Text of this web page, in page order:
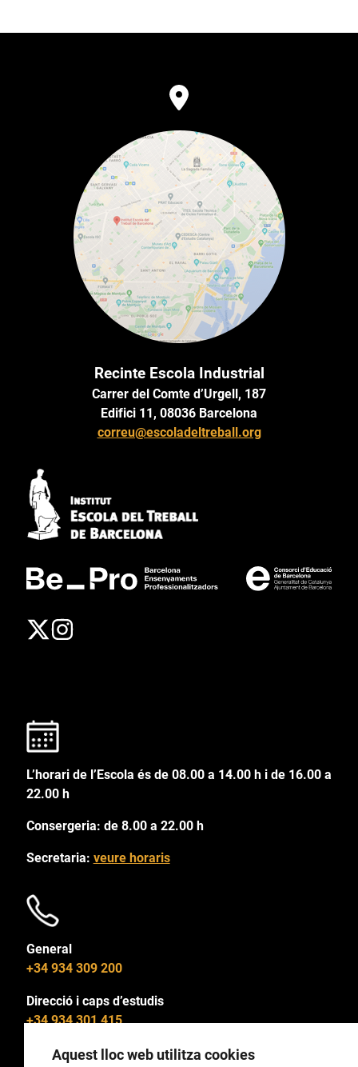
Recinte Escola Industrial
Carrer del Comte d’Urgell, 187
Edifici 11, 08036 Barcelona
correu@escoladeltreball.org
L’horari de l’Escola és de 08.00 a 14.00 h i de 16.00 a
22.00 h
Consergeria: de 8.00 a 22.00 h
Secretaria: veure horaris
General
+34 934 309 200
Direcció i caps d’estudis
+34 934 301 415
Aquest lloc web utilitza cookies